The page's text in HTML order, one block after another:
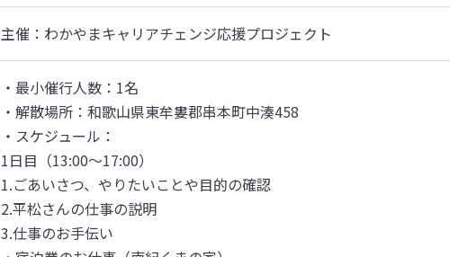
主催：わかやまキャリアチェンジ応援プロジェクト
・最小催行人数：1名
・解散場所：和歌山県東牟婁郡串本町中湊458
・スケジュール：
1日目（13:00～17:00）
1.ごあいさつ、やりたいことや目的の確認
2.平松さんの仕事の説明
3.仕事のお手伝い